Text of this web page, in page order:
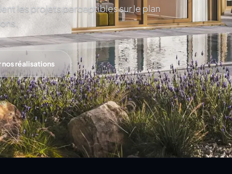
les projets perceptibles sur le plan
nos réalisations